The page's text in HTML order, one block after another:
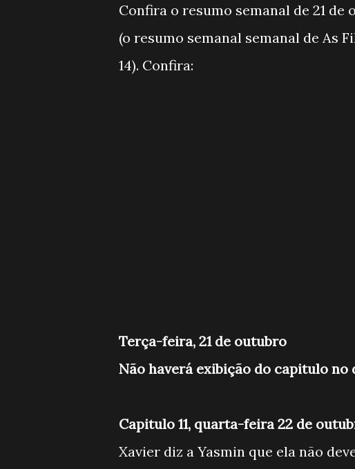
Confira o resumo semanal de 21 de
(o resumo semanal semanal de As
14). Confira:
Terça-feira, 21 de outubro
Não haverá exibição do capitulo no
Capitulo 11, quarta-feira 22 de
Xavier diz a Yasmin que ela não